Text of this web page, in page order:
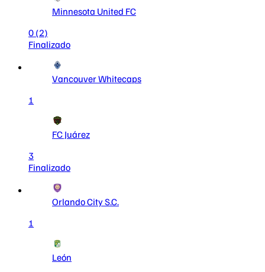
Minnesota United FC
0 (2)
Finalizado
Vancouver Whitecaps
1
FC Juárez
3
Finalizado
Orlando City S.C.
1
León